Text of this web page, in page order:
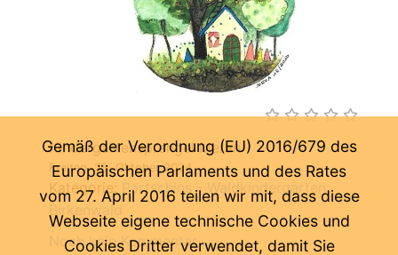
Kindergartensprengel Meran
Freitag, 25. Oktober 2024
Kategorie: Partschins - Waldkindergarten
Birkenwald
Noch kein Kommentar ...
Gemäß der Verordnung (EU) 2016/679 des
Europäischen Parlaments und des Rates
vom 27. April 2016 teilen wir mit, dass diese
Webseite eigene technische Cookies und
Cookies Dritter verwendet, damit Sie